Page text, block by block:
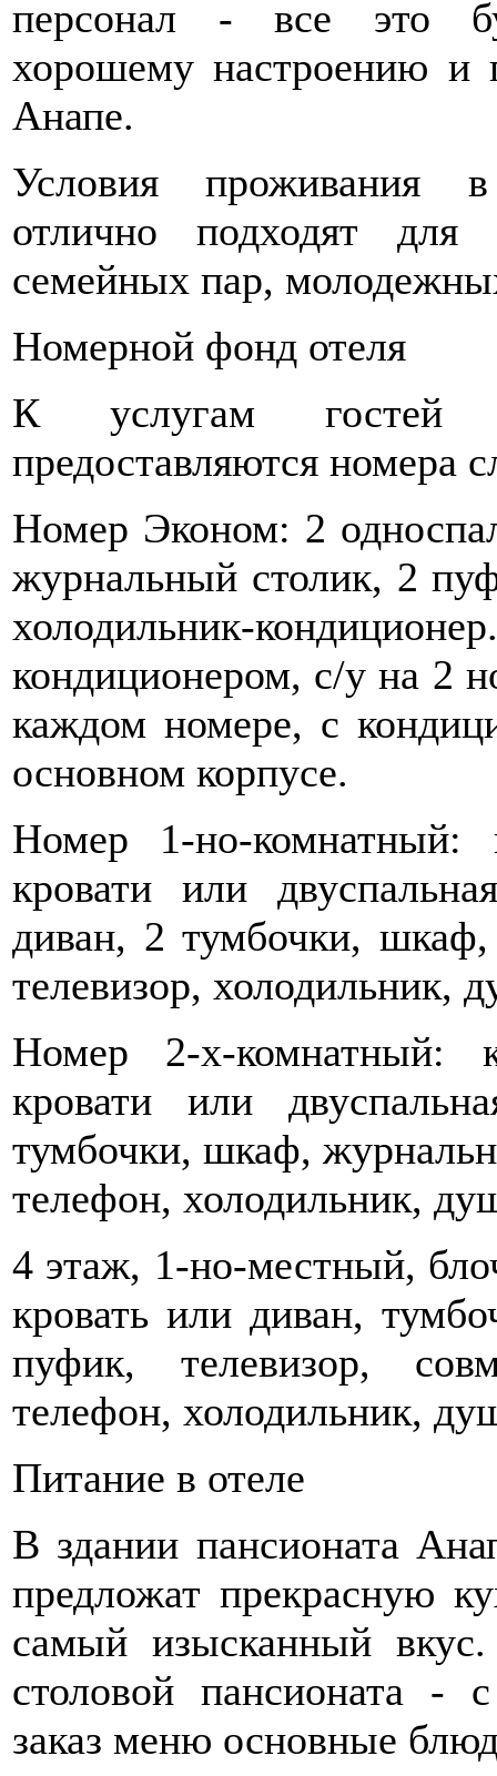
персонал - все это
хорошему настроению и
Анапе.
Условия проживания в
отлично подходят для
семейных пар,
Номерной фонд отеля
К услугам гостей
предоставляются номера
Номер Эконом: 2
журнальный столик, 2
холодильник-
кондиционером, с/у на 2
каждом номере, с
основном корпусе.
Номер 1-но-комнатный:
кровати или
диван, 2 тумбочки,
телевизор, холодильник,
Номер 2-х-комнатный:
кровати или
тумбочки, шкаф,
телефон, холодильник,
4 этаж, 1-но-местный,
кровать или диван,
пуфик, телевизор,
телефон, холодильник,
Питание в отеле
В здании пансионата
предложат прекрасную
самый изысканный
столовой пансионата -
заказ меню основные